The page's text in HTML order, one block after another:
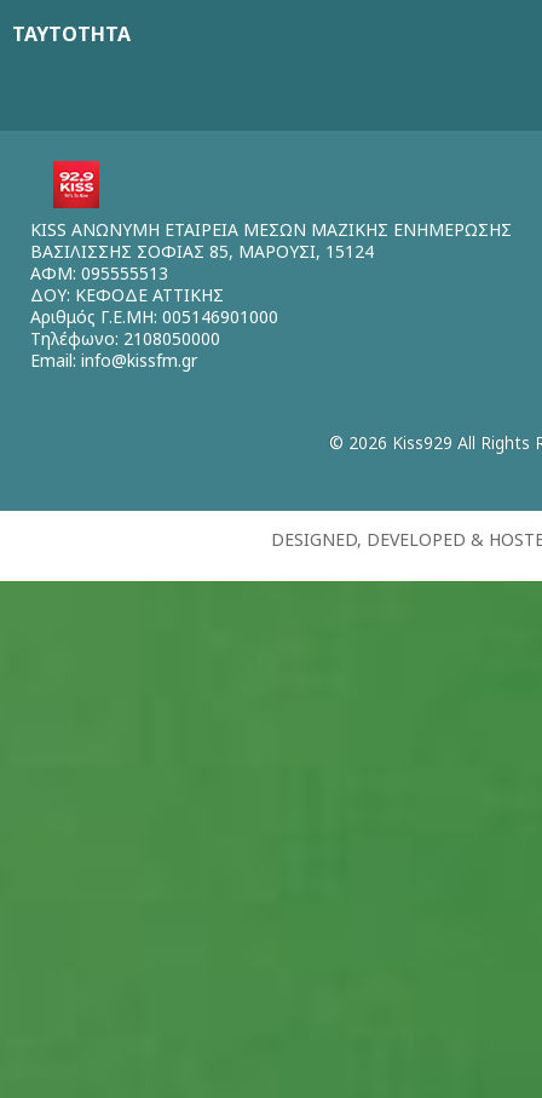
ΤΑΥΤΟΤΗΤΑ
KISS ΑΝΩΝΥΜΗ ΕΤΑΙΡΕΙΑ ΜΕΣΩΝ ΜΑΖΙΚΗΣ ΕΝΗΜΕΡΩΣΗΣ
ΒΑΣΙΛΙΣΣΗΣ ΣΟΦΙΑΣ 85, ΜΑΡΟΥΣΙ, 15124
ΑΦΜ: 095555513
ΔΟΥ: ΚΕΦΟΔΕ ΑΤΤΙΚΗΣ
Αριθμός Γ.Ε.ΜΗ: 005146901000
Τηλέφωνο: 2108050000
Email: info@kissfm.gr
© 2026 Kiss929 All Rights
DESIGNED, DEVELOPED &